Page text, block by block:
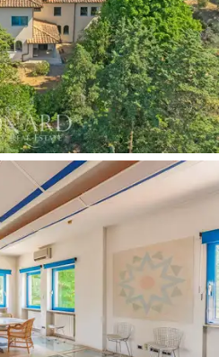
de 40 m2 yüzey alanına
tesiste, ilki en-suite
ikincisi ise açık plan
mini mutfak, çift kişilik
için ideal çözümü
araçlık 75 m2'lik bir garajla
bahçe, geniş bir teras ve
olmak üzere, açık
çıkarabileceğiniz birçok
ve zeytin ağaçlarıyla
serinlemek için ideal, yüzme
bir ortam sunuyor.